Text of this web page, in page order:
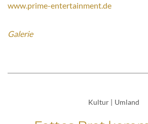
www.prime-entertainment.de
Galerie
Kultur | Umland